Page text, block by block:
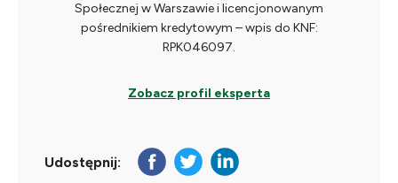
Społecznej w Warszawie i licencjonowanym
pośrednikiem kredytowym – wpis do KNF:
RPK046097.
Zobacz profil eksperta
Udostępnij: